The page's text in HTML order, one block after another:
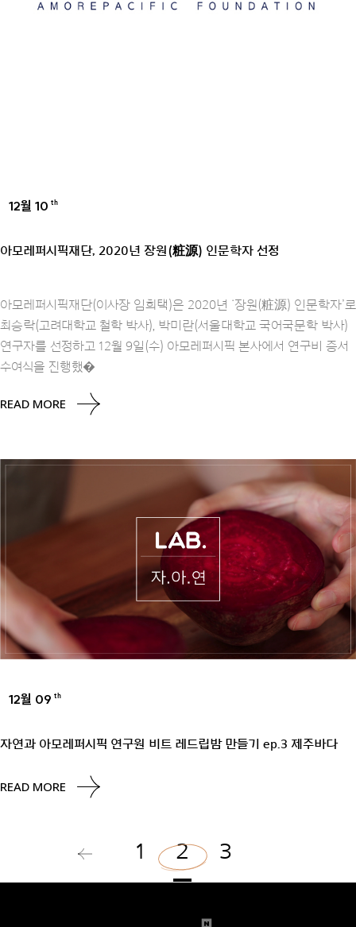
12월 10 th
아모레퍼시픽재단, 2020년 장원(粧源) 인문학자 선정
아모레퍼시픽재단(이사장 임희택)은 2020년 ‘장원(粧源) 인문학자’로
최승락(고려대학교 철학 박사), 박미란(서울대학교 국어국문학 박사)
연구자를 선정하고 12월 9일(수) 아모레퍼시픽 본사에서 연구비 증서
수여식을 진행했�
READ MORE
12월 09 th
자연과 아모레퍼시픽 연구원 비트 레드립밤 만들기 ep.3 제주바다
READ MORE
페
1 2 3